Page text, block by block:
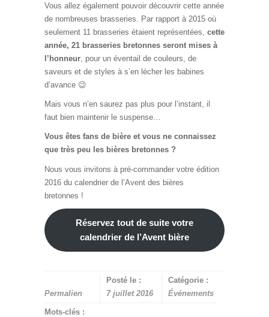
Vous allez également pouvoir découvrir cette année
de nombreuses brasseries. Par rapport à 2015 où
seulement 11 brasseries étaient représentées, cette
année, 21 brasseries bretonnes seront mises à
l’honneur , pour un éventail de couleurs, de
saveurs et de styles à s’en lécher les babines
d’avance 😉
Mais vous n’en saurez pas plus pour l’instant, il
faut bien maintenir le suspense…
Vous êtes fans de bière et vous ne connaissez
que très peu les bières bretonnes ?
Nous vous invitons à pré-commander votre édition
2016 du calendrier de l’Avent des bières
bretonnes !
Réservez tout de suite votre
calendrier de l’Avent bière
Permalien
Posté le :
7 juillet 2016
Catégorie :
Événements
Mots-clés :